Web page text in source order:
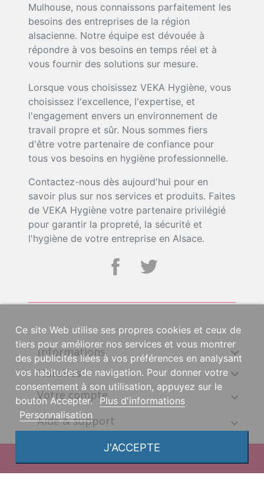
Mulhouse, nous connaissons parfaitement les
besoins des entreprises de la région
alsacienne. Notre équipe est dévouée à
répondre à vos besoins en temps réel et à
vous fournir des solutions sur mesure.
Lorsque vous choisissez VEKA Hygiène, vous
choisissez l'excellence, l'expertise, et
l'engagement envers un environnement de
travail propre et sûr. Nous sommes fiers
d'être votre partenaire de confiance pour
tous vos besoins en hygiène professionnelle.
Contactez-nous dès aujourd'hui pour en
savoir plus sur nos services et produits. Faites
de VEKA Hygiène votre partenaire privilégié
pour garantir la propreté, la sécurité et
l'hygiène de votre entreprise en Alsace.
Informations 
Horaires 
Votre compte
Aide & support
Ce site Web utilise ses propres cookies et ceux de
tiers pour améliorer nos services et vous montrer
des publicités liées à vos préférences en analysant
vos habitudes de navigation. Pour donner votre
consentement à son utilisation, appuyez sur le
bouton Accepter. Plus d'informations
Personnalisation
J'ACCEPTE